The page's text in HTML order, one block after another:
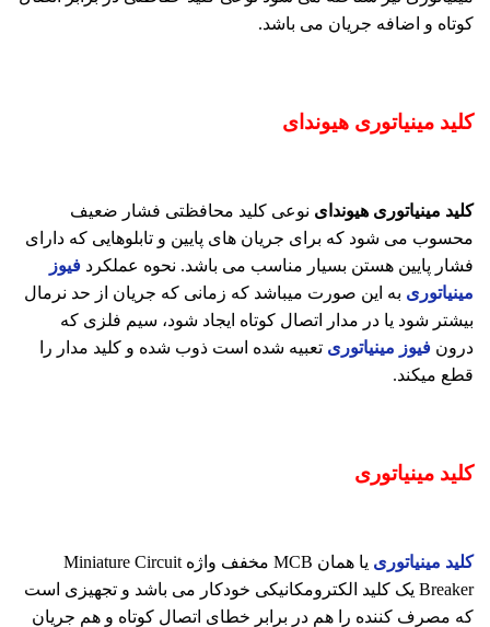
کوتاه و اضافه جریان می باشد.
کلید مینیاتوری هیوندای
کلید مینیاتوری هیوندای نوعی کلید محافظتی فشار ضعیف
محسوب می شود که برای جریان های پایین و تابلوهایی که دارای
فشار پایین هستن بسیار مناسب می باشد. نحوه عملکرد فیوز
مینیاتوری به این صورت میباشد که زمانی که جریان از حد نرمال
بیشتر شود یا در مدار اتصال کوتاه ایجاد شود، سیم فلزی که
درون فیوز مینیاتوری تعبیه شده است ذوب شده و کلید مدار را
قطع میکند.
کلید مینیاتوری
کلید مینیاتوری
یا همان MCB مخفف واژه Miniature Circuit
Breaker یک کلید الکترومکانیکی خودکار می باشد و تجهیزی است
که مصرف کننده را هم در برابر خطای اتصال کوتاه و هم جریان